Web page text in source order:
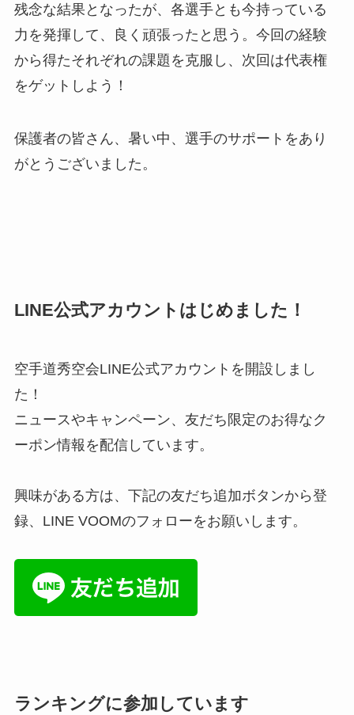
残念な結果となったが、各選手とも今持っている
力を発揮して、良く頑張ったと思う。今回の経験
から得たそれぞれの課題を克服し、次回は代表権
をゲットしよう！
保護者の皆さん、暑い中、選手のサポートをあり
がとうございました。
LINE公式アカウントはじめました！
空手道秀空会LINE公式アカウントを開設しまし
た！
ニュースやキャンペーン、友だち限定のお得なク
ーポン情報を配信しています。
興味がある方は、下記の友だち追加ボタンから登
録、LINE VOOMのフォローをお願いします。
ランキングに参加しています